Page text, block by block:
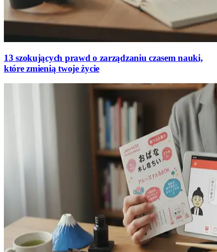
13 szokujących prawd o zarządzaniu czasem nauki,
które zmienią twoje życie